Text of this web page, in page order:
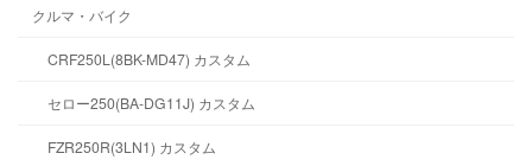
クルマ・バイク
CRF250L(8BK-MD47) カスタム
セロー250(BA-DG11J) カスタム
FZR250R(3LN1) カスタム